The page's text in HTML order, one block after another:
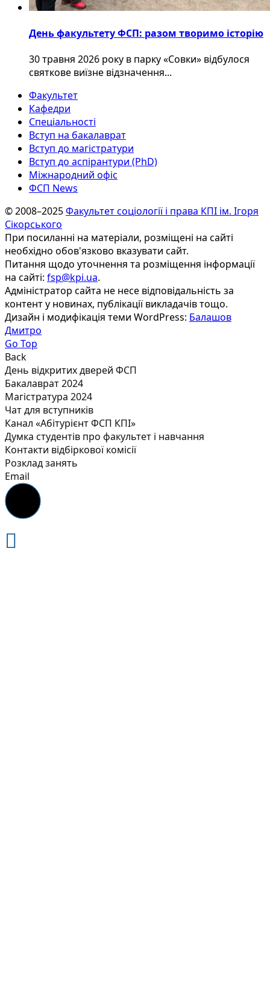
День факультету ФСП: разом творимо історію
30 травня 2026 року в парку «Совки» відбулося
святкове виїзне відзначення...
Факультет
Кафедри
Спеціальності
Вступ на бакалаврат
Вступ до магістратури
Вступ до аспірантури (PhD)
Міжнародний офіс
ФСП News
© 2008–2025Факультет соціології і права КПІ ім. Ігоря
Сікорського
При посиланні на матеріали, розміщені на сайті
необхідно обов'язково вказувати сайт.
Питання щодо уточнення та розміщення інформації
на сайті: fsp@kpi.ua.
Адміністратор сайта не несе відповідальність за
контент у новинах, публікації викладачів тощо.
Дизайн і модифікація теми WordPress: Балашов
Дмитро
Go Top
Back
День відкритих дверей ФСП
Бакалаврат 2024
Магістратура 2024
Чат для вступників
Канал «Абітурієнт ФСП КПІ»
Думка студентів про факультет і навчання
Контакти відбіркової комісії
Розклад занять
Email